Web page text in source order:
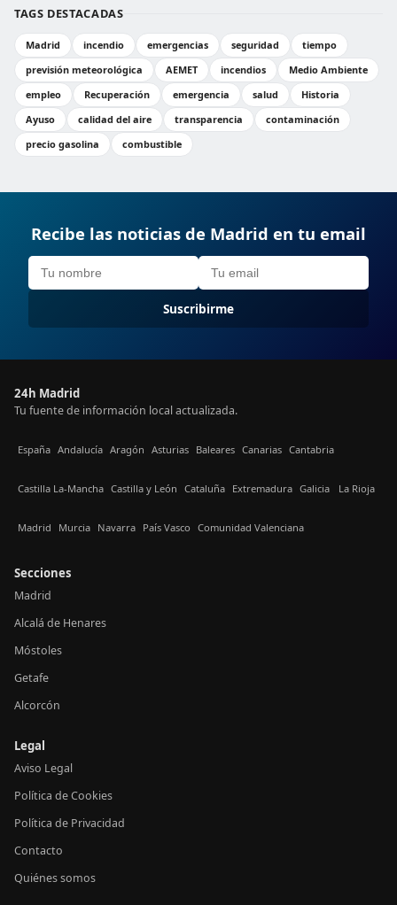
TAGS DESTACADAS
Madrid incendio emergencias seguridad
tiempo
previsión meteorológica
AEMET incendios
Medio Ambiente
empleo
Recuperación emergencia salud
Historia
Ayuso
calidad del aire transparencia
contaminación
precio gasolina
combustible
Recibe las noticias de Madrid en tu email
Suscribirme
24h Madrid
Tu fuente de información local actualizada.
España Andalucía Aragón Asturias Baleares Canarias Cantabria
Castilla La-Mancha Castilla y León Cataluña Extremadura Galicia La Rioja
Madrid Murcia Navarra País Vasco Comunidad Valenciana
Secciones
Madrid
Alcalá de Henares
Móstoles
Getafe
Alcorcón
Legal
Aviso Legal
Política de Cookies
Política de Privacidad
Contacto
Quiénes somos